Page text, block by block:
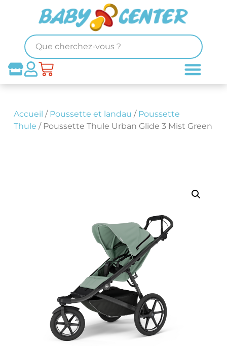
Accueil / Poussette et landau / Poussette
Thule / Poussette Thule Urban Glide 3 Mist Green